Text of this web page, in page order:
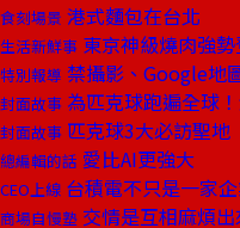
食刻場景 港式麵包在台北
生活新鮮事 東京神級燒肉強
特別報導 禁攝影、Google地
封面故事 為匹克球跑遍全球
封面故事 匹克球3大必訪聖
總編輯的話 愛比AI更強大
CEO上線 台積電不只是一家
商場自慢塾 交情是互相麻煩出